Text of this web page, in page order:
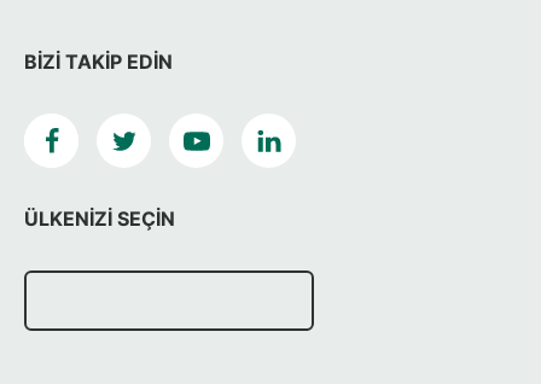
BIZI TAKIP EDIN
ÜLKENIZI SEÇIN